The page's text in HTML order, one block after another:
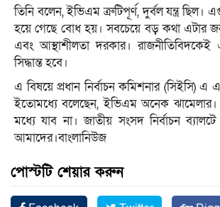
তিনি বলেন, ইভিএম ত্রুটিপূর্ণ, দুর্বল যন্ত্র
হয়ে গেছে বোধ হয়। সবচেয়ে বড় কথা এটার
এবং আস্থাশীলতা দরকার। রাজনীতিবিদকেই
সিদ্ধান্ত হবে।
এ বিষয়ে প্রধান নির্বাচন কমিশনার (সিইসি) এ
ইতোমধ্যে বলেছেন, ইভিএম অনেক
মধ্যে যাব না। জাতীয় সংসদ নির্বাচন
আমাদের।বাংলানিউজ
পোস্টটি শেয়ার করুন